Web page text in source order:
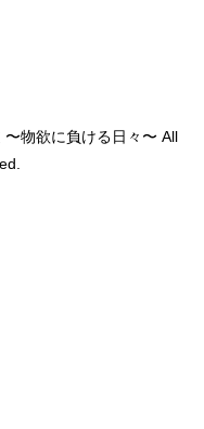
物欲に負ける日々〜 All